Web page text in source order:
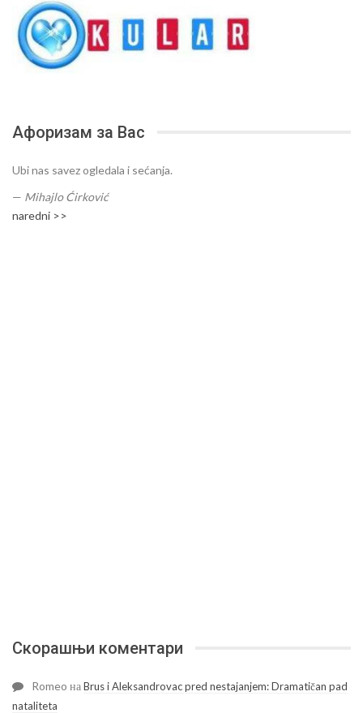
Афоризам за Вас
Ubi nas savez ogledala i sećanja.
— Mihajlo Ćirković
naredni >>
Скорашњи коментари
Romeo наBrus i Aleksandrovac pred nestajanjem: Dramatičan pad
nataliteta